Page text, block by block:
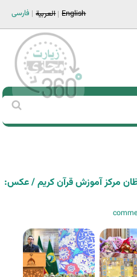
فارسی العربية English
مرکز آموزش قرآن کریم / عکس: